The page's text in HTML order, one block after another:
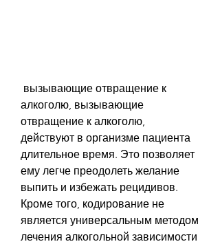
алкоголю, вызывающие
отвращение к алкоголю,
действуют в организме пациента
длительное время. Это позволяет
ему легче преодолеть желание
выпить и избежать рецидивов.
Кроме того, кодирование не
является универсальным методом
лечения алкогольной зависимости